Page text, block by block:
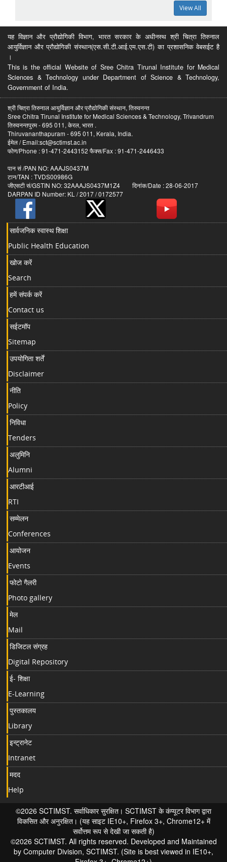
View All
यह विज्ञान और प्रौद्योगिकी विभाग, भारत सरकार के अधीनस्थ श्री चित्रा तिरुनाल
आयुर्विज्ञान और प्रौद्योगिकी संस्थान(एस.सी.टी.आई.एम.एस.टी) का प्रशासनिक वेबसईट है
।
This is the official Website of Sree Chitra Tirunal Institute for Medical
Sciences & Technology under Department of Science & Technology,
Government of India.
श्री चित्रा तिरुनाल आयुर्विज्ञान और प्रौद्योगिकी संस्थान, तिरुवनन्त
Sree Chitra Tirunal Institute for Medical Sciences & Technology, Trivandrum
तिरुवनन्तपुरम - 695 011, केरल, भारत .
Thiruvananthapuram - 695 011, Kerala, India.
ईमेल / Email:sct@sctimst.ac.in
फोण/Phone : 91-471-2443152 फैक्स/Fax : 91-471-2446433
पान सं /PAN NO: AAAJS0437M
टान/TAN : TVDS00986G
जीएसटी सं/GSTIN NO: 32AAAJS0437M1Z4 दिनांक/Date : 28-06-2017
DARPAN ID Number: KL / 2017 / 0172577
सार्वजनिक स्वास्थ शिक्षा
Public Health Education
खोज करें
Search
हमें संपर्क करें
Contact us
सईटमॉप
Sitemap
उपयोगिता शर्तें
Disclaimer
नीति
Policy
निविधा
Tenders
अलुमिनि
Alumni
आरटीआई
RTI
सम्मेलन
Conferences
आयोजन
Events
फोटो गैलरी
Photo gallery
मेल
Mail
डिजिटल संग्रह
Digital Repository
ई- शिक्षा
E-Learning
पुस्तकालय
Library
इन्ट्रानेट
Intranet
मदद
Help
©2026 SCTIMST. सर्वाधिकार सुरक्षित। SCTIMST के कंप्यूटर विभाग द्वारा
विकसित और अनुरक्षित। (यह साइट IE10+, Firefox 3+, Chrome12+ में
सर्वोत्तम रूप से देखी जा सकती है)
©2026 SCTIMST. All rights reserved. Developed and Maintained
by Computer Division, SCTIMST. (Site is best viewed in IE10+,